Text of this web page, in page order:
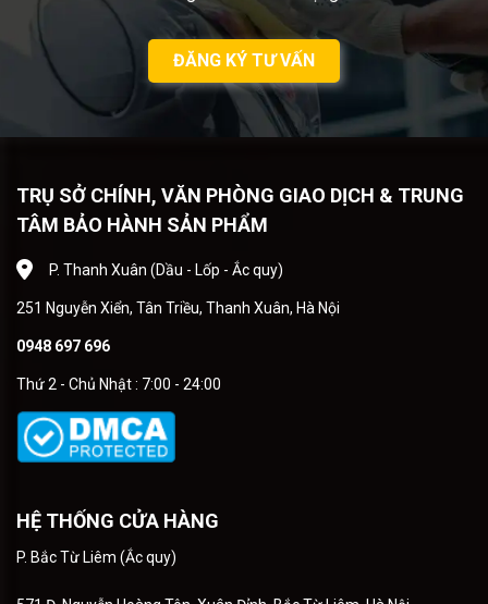
ĐĂNG KÝ TƯ VẤN
TRỤ SỞ CHÍNH, VĂN PHÒNG GIAO DỊCH & TRUNG
TÂM BẢO HÀNH SẢN PHẨM
P. Thanh Xuân (Dầu - Lốp - Ắc quy)
251 Nguyễn Xiển, Tân Triều, Thanh Xuân, Hà Nội
0948 697 696
Thứ 2 - Chủ Nhật : 7:00 - 24:00
HỆ THỐNG CỬA HÀNG
P. Bắc Từ Liêm (Ắc quy)